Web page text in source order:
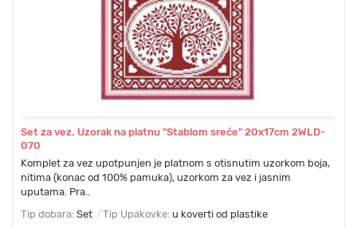
Set za vez. Uzorak na platnu "Stablom sreće" 20x17cm 2WLD-
070
Komplet za vez upotpunjen je platnom s otisnutim uzorkom boja,
nitima (konac od 100% pamuka), uzorkom za vez i jasnim
uputama. Pra..
Tip dobara: Set Tip Upakovke: u koverti od plastike